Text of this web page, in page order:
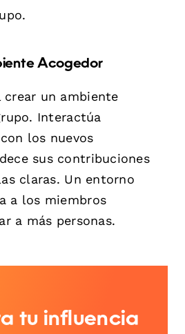
Acogedor
crear un ambiente
Interactúa
los nuevos
sus contribuciones
claras. Un entorno
a los miembros
a más personas.
tu influencia